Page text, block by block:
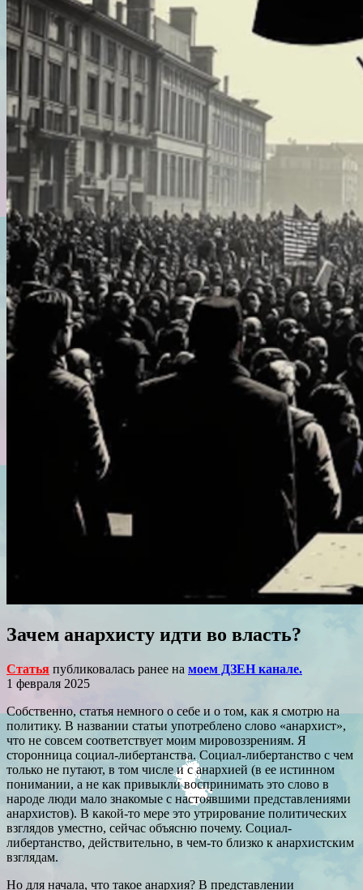
Зачем анархисту идти во власть?
Статья публиковалась ранее на моем ДЗЕН канале.
1 февраля 2025
Собственно, статья немного о себе и о том, как я смотрю на
политику. В названии статьи употреблено слово «анархист»,
что не совсем соответствует моим мировоззрениям. Я
сторонница социал-либертанства. Социал-либертанство с чем
только не путают, в том числе и с анархией (в ее истинном
понимании, а не как привыкли воспринимать это слово в
народе люди мало знакомые с настоявшими представлениями
анархистов). В какой-то мере это утрирование политических
взглядов уместно, сейчас объясню почему. Социал-
либертанство, действительно, в чем-то близко к анархистским
взглядам.
Но для начала, что такое анархия? В представлении